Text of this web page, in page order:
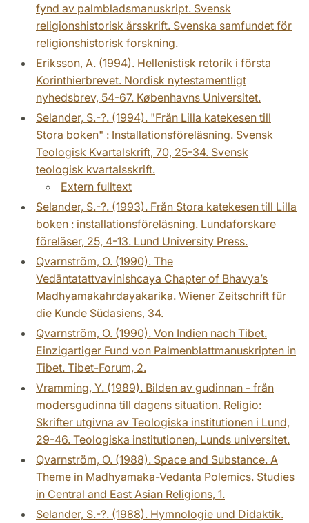
fynd av palmbladsmanuskript. Svensk
religionshistorisk årsskrift. Svenska samfundet för
religionshistorisk forskning.
Eriksson, A. (1994). Hellenistisk retorik i första
Korinthierbrevet. Nordisk nytestamentligt
nyhedsbrev, 54-67. Københavns Universitet.
Selander, S.-?. (1994). "Från Lilla katekesen till
Stora boken" : Installationsföreläsning. Svensk
Teologisk Kvartalskrift, 70, 25-34. Svensk
teologisk kvartalsskrift.
Extern fulltext
Selander, S.-?. (1993). Från Stora katekesen till Lilla
boken : installationsföreläsning. Lundaforskare
föreläser, 25, 4-13. Lund University Press.
Qvarnström, O. (1990). The
Vedāntatattvavinishcaya Chapter of Bhavya’s
Madhyamakahrdayakarika. Wiener Zeitschrift für
die Kunde Südasiens, 34.
Qvarnström, O. (1990). Von Indien nach Tibet.
Einzigartiger Fund von Palmenblattmanuskripten in
Tibet. Tibet-Forum, 2.
Vramming, Y. (1989). Bilden av gudinnan - från
modersgudinna till dagens situation. Religio:
Skrifter utgivna av Teologiska institutionen i Lund,
29-46. Teologiska institutionen, Lunds universitet.
Qvarnström, O. (1988). Space and Substance. A
Theme in Madhyamaka-Vedanta Polemics. Studies
in Central and East Asian Religions, 1.
Selander, S.-?. (1988). Hymnologie und Didaktik.